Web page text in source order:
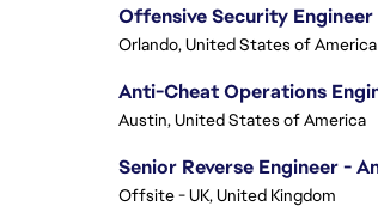
Orlando, United States of America
Anti-Cheat Operations
Austin, United States of America
Senior Reverse Engineer -
Offsite - UK, United Kingdom